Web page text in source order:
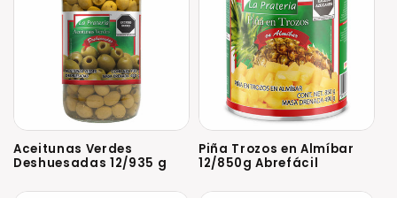
Aceitunas Verdes
Deshuesadas 12/935 g
Piña Trozos en Almíbar
12/850g Abrefácil